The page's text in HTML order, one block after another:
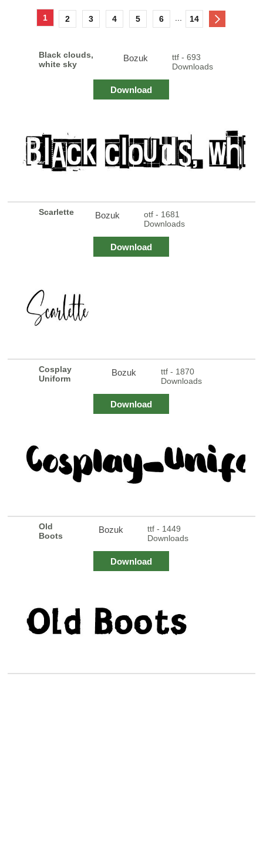
1 2 3 4 5 6 14
Black clouds,
white sky
Bozuk
ttf - 693
Downloads
Download
Scarlette Bozuk
otf - 1681
Downloads
Download
Cosplay
Uniform
Bozuk
ttf - 1870
Downloads
Download
Old
Boots
Bozuk
ttf - 1449
Downloads
Download